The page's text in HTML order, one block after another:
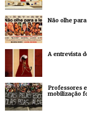
Não olhe
A entrevista
Professores
mobilização